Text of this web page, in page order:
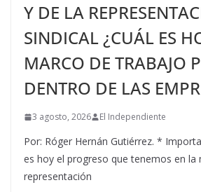
Y DE LA
SINDICAL ¿CUÁL ES
MARCO DE TRABAJO
DENTRO DE LAS
3 agosto, 2026 El Independiente
Por: Róger Hernán Gutiérrez. *
es hoy el progreso que tenemos en la
representación